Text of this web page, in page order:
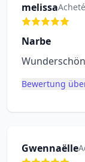
melissa
Narbe
Wunderschön
Bewertung
Gwennaëlle